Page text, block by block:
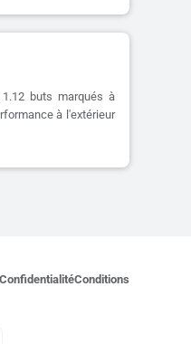
buts marqués à
à l'extérieur
ConfidentialitéConditions